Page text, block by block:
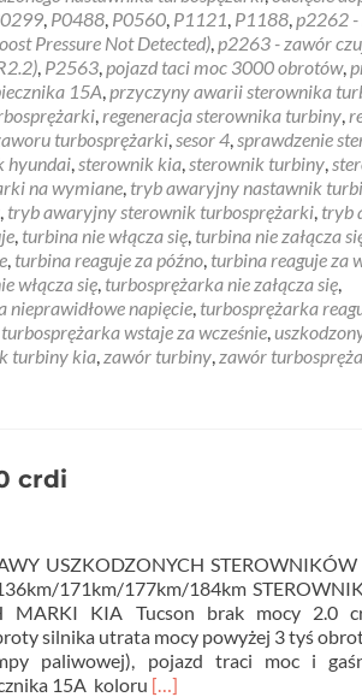
, P0488, P0560, P1121, P1188,p2262
Pressure Not Detected),p2263 - zawór
, P2563,pojazd taci moc 3000 obrotów,
15A,przyczyny awarii sterownika
,regeneracja sterownika turbiny,
turbosprężarki,sesor 4,sprawdzenie
hyundai,sterownik kia,sterownik turbiny,
na wymiane, tryb awaryjny nastawnik
, tryb awaryjny sterownik turbosprężarki, tryb
, turbina nie włącza się, turbina nie załącza
, turbina reaguje za późno, turbina reaguje za
włącza się, turbosprężarka nie załącza się,
nieprawidłowe napięcie, turbosprężarka
turbosprężarka wstaje za wcześnie,
turbiny kia,zawór turbiny,zawór
crdi
USZKODZONYCH STEROWNIKÓW
171km/177km/184km
MARKI KIA Tucson brak mocy 2.0
silnika utrata mocy powyżej 3 tyś
paliwowej), pojazd traci moc i
15A koloru Read
[…]